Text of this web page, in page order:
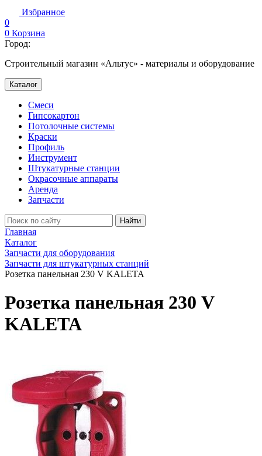
Избранное
0
0 Корзина
Город:
Строительный магазин «Альтус» - материалы и оборудование
Каталог
Смеси
Гипсокартон
Потолочные системы
Краски
Профиль
Инструмент
Штукатурные станции
Окрасочные аппараты
Аренда
Запчасти
Найти
Главная
Каталог
Запчасти для оборудования
Запчасти для штукатурных станций
Розетка панельная 230 V KALETA
Розетка панельная 230 V
KALETA